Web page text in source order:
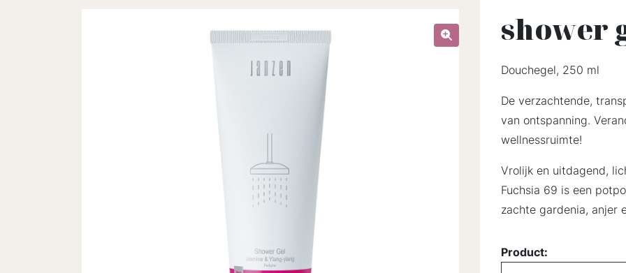
shower
Douchegel, 250 ml
De verzachtende,
van ontspanning.
wellnessruimte!
Vrolijk en uitdagend,
Fuchsia 69 is een
zachte gardenia, anjer
Product: